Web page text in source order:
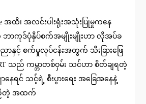
အထိ၊ အလင်းပါးရုံးအသုံးပြုမှုကနေ
ကုဒ်ပုံနှိပ်စက်အမျိုးမျိုးဟာ လိုအပ်ခ
ာနှင့် စက်မှုလုပ်ငန်းအတွက် သီးခြားဖြေ
သည် ကမ္ဘာတစ်ဝှမ်း သင်ဟာ စိတ်ချရတဲ့
ရင် သင့်ရဲ့ စီးပွားရေး အခြေအနေနဲ့
တဲ့ အထက်